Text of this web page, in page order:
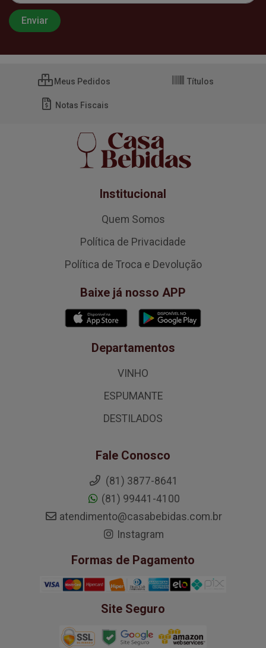
Meus Pedidos Títulos
Notas Fiscais
Institucional
Quem Somos
Política de Privacidade
Política de Troca e Devolução
Baixe já nosso APP
Departamentos
VINHO
ESPUMANTE
DESTILADOS
Fale Conosco
(81) 3877-8641
(81) 99441-4100
atendimento@casabebidas.com.br
Instagram
Formas de Pagamento
Site Seguro